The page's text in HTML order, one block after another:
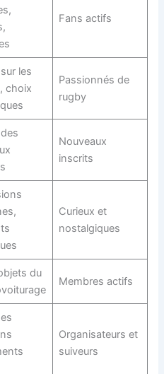
Fans actifs
les
choix
Passionnés de
rugby
Nouveaux
inscrits
Curieux et
nostalgiques
du
Membres actifs
Organisateurs et
suiveurs